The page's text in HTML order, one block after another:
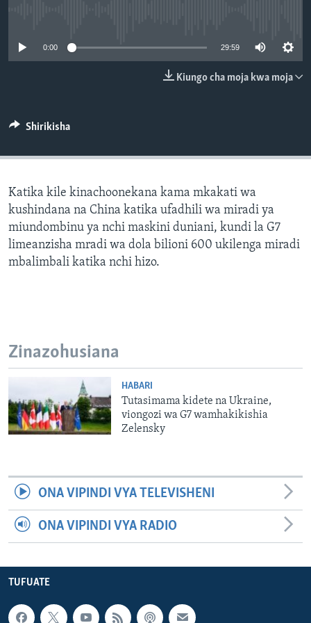
0:00 29:59
Kiungo cha moja kwa moja
Shirikisha
Katika kile kinachoonekana kama mkakati wa
kushindana na China katika ufadhili wa miradi ya
miundombinu ya nchi maskini duniani, kundi la G7
limeanzisha mradi wa dola bilioni 600 ukilenga miradi
mbalimbali katika nchi hizo.
Zinazohusiana
HABARI
Tutasimama kidete na Ukraine,
viongozi wa G7 wamhakikishia
Zelensky
ONA VIPINDI VYA TELEVISHENI
ONA VIPINDI VYA RADIO
TUFUATE